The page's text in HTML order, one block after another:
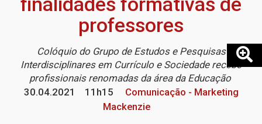
finalidades formativas de
professores
Colóquio do Grupo de Estudos e Pesquisas
Interdisciplinares em Currículo e Sociedade recebe
profissionais renomadas da área da Educação
30.04.2021
11h15
Comunicação - Marketing
Mackenzie